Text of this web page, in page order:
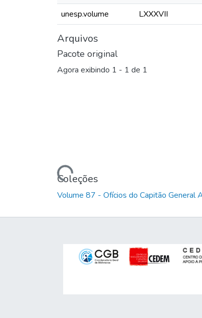
unesp.volume
LXXXVII
Arquivos
Pacote original
Agora exibindo 1 - 1 de 1
Carregando...Coleções
Volume 87 - Ofícios do Capitão